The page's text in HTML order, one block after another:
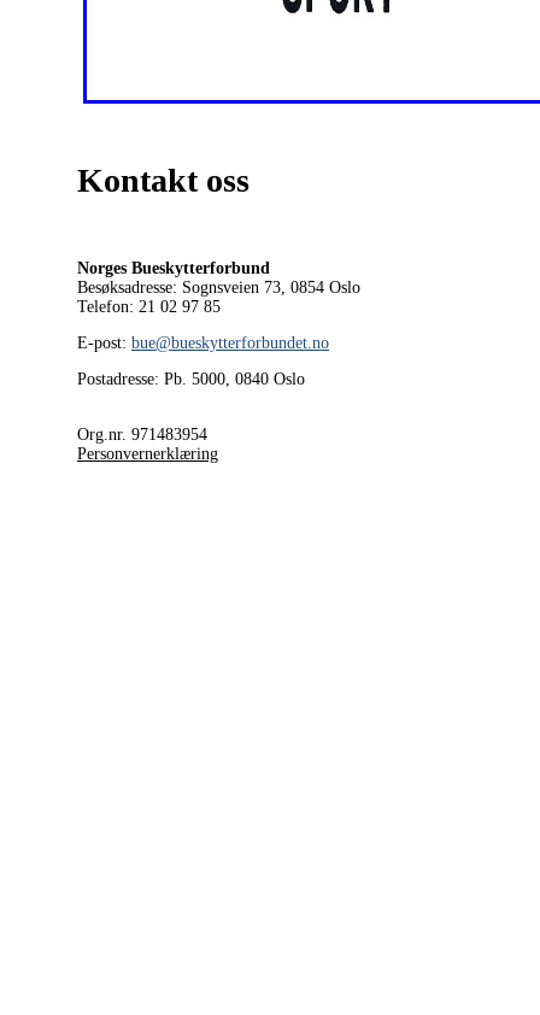
Kontakt oss
Norges Bueskytterforbund
Besøksadresse: Sognsveien 73, 0854 Oslo
Telefon: 21 02 97 85
E-post: bue@bueskytterforbundet.no
Postadresse: Pb. 5000, 0840 Oslo
Org.nr. 971483954
Personvernerklæring